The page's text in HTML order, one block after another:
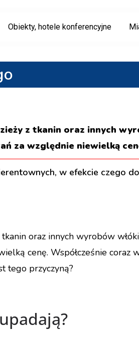
Obiekty, hotele konferencyjne
z tkanin oraz innych
za względnie niewielką
w efekcie czego
oraz innych wyrobów
cenę. Współcześnie coraz
tego przyczyną?